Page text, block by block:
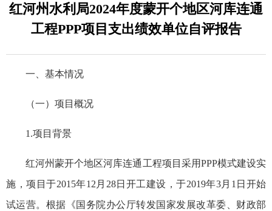
红河州水利局2024年度蒙开个地区河库连通
工程PPP项目支出绩效单位自评报告
一、基本情况
（一）项目概况
1.项目背景
红河州蒙开个地区河库连通工程项目采用PPP模式建设实
施，项目于2015年12月28日开工建设，于2019年3月1日开始
试运营。根据《国务院办公厅转发国家发展改革委、财政部